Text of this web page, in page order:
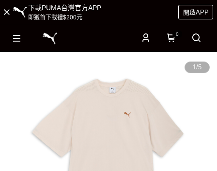
下載PUMA台灣官方APP
即獲首下載禮$200元
開啟APP
0
1/5